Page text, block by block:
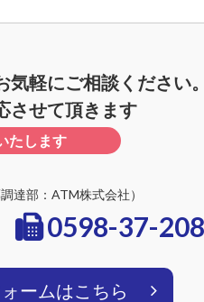
気軽にご相談ください
させて頂きます
たします
調達部：ATM株式会社）
0598-37-
ームはこちら